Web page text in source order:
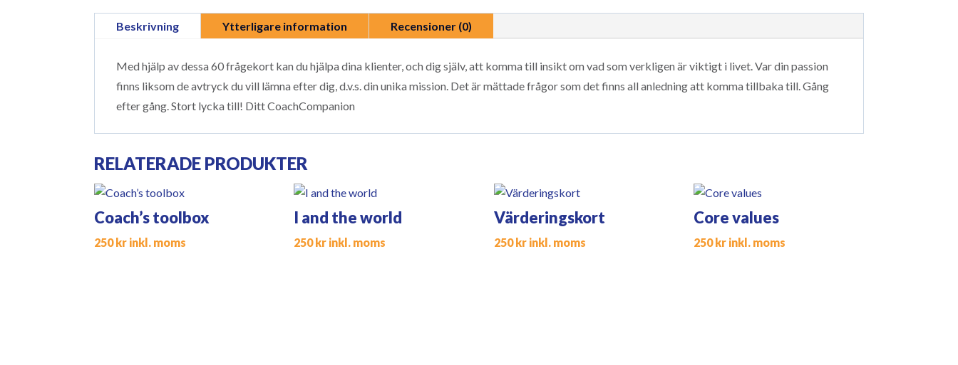
Beskrivning Ytterligare information Recensioner (0)
Med hjälp av dessa 60 frågekort kan du hjälpa dina klienter, och dig själv, att komma till insikt om vad som verkligen är viktigt i livet. Var din passion
finns liksom de avtryck du vill lämna efter dig, d.v.s. din unika mission. Det är mättade frågor som det finns all anledning att komma tillbaka till. Gång
efter gång. Stort lycka till! Ditt CoachCompanion
RELATERADE PRODUKTER
Coach’s toolbox
250kr inkl. moms
I and the world
250kr inkl. moms
Värderingskort
250kr inkl. moms
Core values
250kr inkl. moms